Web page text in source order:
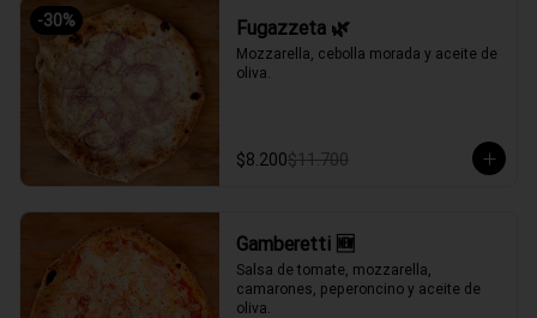
-30% Fugazzeta 🌿
Mozzarella, cebolla morada y aceite de
oliva.
$8.200$11.700
Gamberetti 🆕
Salsa de tomate, mozzarella,
camarones, peperoncino y aceite de
oliva.